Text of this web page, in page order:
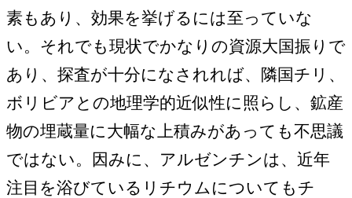
素もあり、効果を挙げるには至っていな
い。それでも現状でかなりの資源大国振りで
あり、探査が十分になされれば、隣国チリ、
ボリビアとの地理学的近似性に照らし、鉱産
物の埋蔵量に大幅な上積みがあっても不思議
ではない。因みに、アルゼンチンは、近年
注目を浴びているリチウムについてもチ